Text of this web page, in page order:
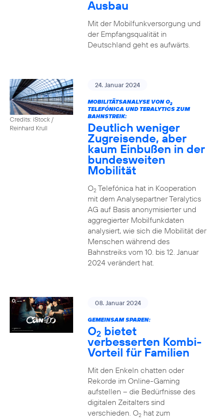
Ausbau
Mit der Mobilfunkversorgung und
der Empfangsqualität in
Deutschland geht es aufwärts.
Credits: iStock /
Reinhard Krull
24. Januar 2024
MOBILITÄTSANALYSE VON O2
TELEFÓNICA UND TERALYTICS ZUM
BAHNSTREIK:
Deutlich weniger
Zugreisende, aber
kaum Einbußen in der
bundesweiten
Mobilität
O2Telefónica hat in Kooperation
mit dem Analysepartner Teralytics
AG auf Basis anonymisierter und
aggregierter Mobilfunkdaten
analysiert, wie sich die Mobilität der
Menschen während des
Bahnstreiks vom 10. bis 12. Januar
2024 verändert hat.
08. Januar 2024
GEMEINSAM SPAREN:
O2 bietet
verbesserten Kombi-
Vorteil für Familien
Mit den Enkeln chatten oder
Rekorde im Online-Gaming
aufstellen – die Bedürfnisse des
digitalen Zeitalters sind
verschieden. O2hat zum